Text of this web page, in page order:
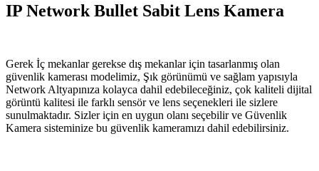
IP Network Bullet Sabit Lens Kamera
Gerek İç mekanlar gerekse dış mekanlar için tasarlanmış olan
güvenlik kamerası modelimiz, Şık görünümü ve sağlam yapısıyla
Network Altyapınıza kolayca dahil edebileceğiniz, çok kaliteli dijital
görüntü kalitesi ile farklı sensör ve lens seçenekleri ile sizlere
sunulmaktadır. Sizler için en uygun olanı seçebilir ve Güvenlik
Kamera sisteminize bu güvenlik kameramızı dahil edebilirsiniz.